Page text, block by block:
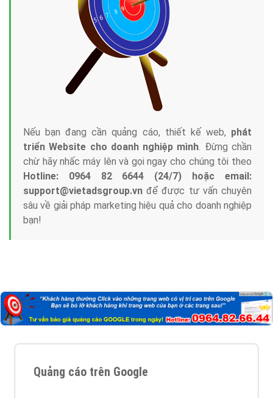
Nếu bạn đang cần quảng cáo, thiết kế web, phát
triển Website cho doanh nghiệp mình. Đừng chần
chừ hãy nhấc máy lên và gọi ngay cho chúng tôi theo
Hotline: 0964 82 6644 (24/7) hoặc email:
support@vietadsgroup.vn để được tư vấn chuyên
sâu về giải pháp marketing hiệu quả cho doanh nghiệp
bạn!
Quảng cáo trên Google